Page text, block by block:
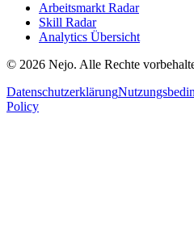
Arbeitsmarkt Radar
Skill Radar
Analytics Übersicht
© 2026 Nejo. Alle Rechte
Datenschutzerklärung
Policy